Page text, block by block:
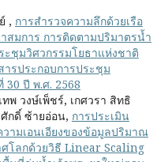
, การสำรวจความลึกด้วยเรือ
มการ การติดตามปริมาตรน้ำ
ะชุมวิศวกรรมโยธาแห่งชาติ
ารประกอบการประชุม
30 ปี พ.ศ. 2568
วงษ์เพ็ชร์, เกศวรา สิทธิ
กดิ์ ซ้ายอ่อน, การประเมิน
ามเอนเอียงของข้อมูลปริมาณ
โลกด้วยวิธี Linear Scaling